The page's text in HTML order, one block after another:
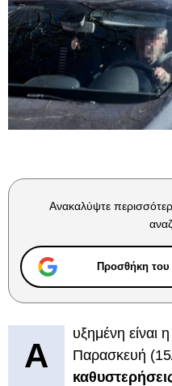
Ανακαλύψτε
Προσθήκη
A
υξημένη είναι η
Παρασκευή